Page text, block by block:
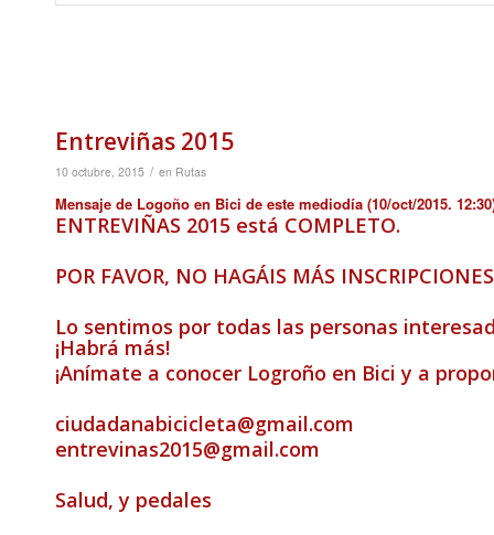
Entreviñas 2015
10 octubre, 2015 / en Rutas
Mensaje de Logoño en Bici de este mediodía (10/oct/2015.
ENTREVIÑAS 2015 está COMPLETO.
POR FAVOR, NO HAGÁIS MÁS
Lo sentimos por todas las personas
¡Habrá más!
¡Anímate a conocer Logroño en Bici y a
ciudadanabicicleta@gmail.com
entrevinas2015@gmail.com
Salud, y pedales